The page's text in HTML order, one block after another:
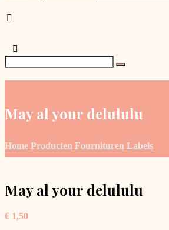
May al your delululu
Home Producten Fournituren Labels
May al your delululu
€ 1,50